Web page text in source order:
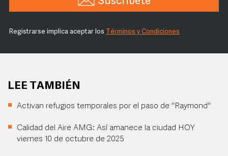
Registrarse implica aceptar los Términos y Condiciones
LEE TAMBIÉN
Activan refugios temporales por el paso de "Raymond"
Calidad del Aire AMG: Así amanece la ciudad HOY
viernes 10 de octubre de 2025